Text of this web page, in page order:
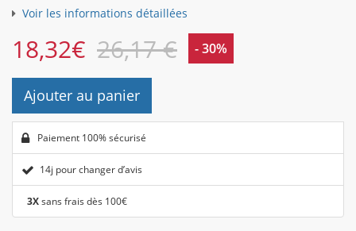
Voir les informations détaillées
18,32€ 26,17 € - 30%
Ajouter au panier
Paiement 100% sécurisé
14j pour changer d’avis
3Xsans frais dès 100€